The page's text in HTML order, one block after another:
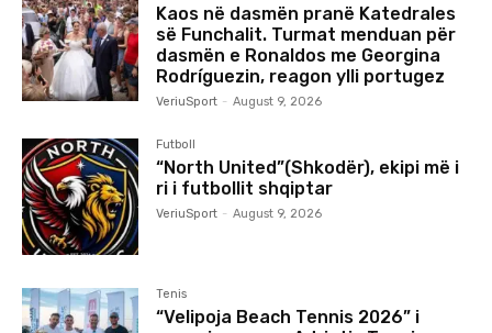
Kaos në dasmën pranë Katedrales
së Funchalit. Turmat menduan për
dasmën e Ronaldos me Georgina
Rodríguezin, reagon ylli portugez
VeriuSport - August 9, 2026
Futboll
“North United”(Shkodër), ekipi më i
ri i futbollit shqiptar
VeriuSport - August 9, 2026
Tenis
“Velipoja Beach Tennis 2026” i